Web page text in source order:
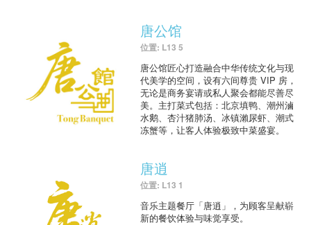
唐公馆
位置: L13 5
唐公馆匠心打造融合中华传统文化与现
代美学的空间，设有六间尊贵 VIP 房，
无论是商务宴请或私人聚会都能尽善尽
美。主打菜式包括：北京填鸭、潮州滷
水鹅、杏汁猪肺汤、冰镇瀨尿虾、潮式
冻蟹等，让客人体验极致中菜盛宴。
唐逍
位置: L13 1
音乐主题餐厅「唐逍」，为顾客呈献崭
新的餐饮体验与味觉享受。